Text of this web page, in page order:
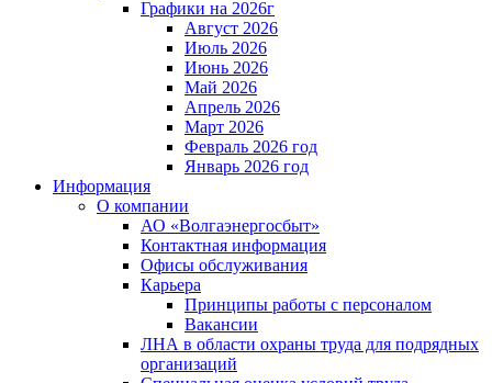
Графики на 2026г
Август 2026
Июль 2026
Июнь 2026
Май 2026
Апрель 2026
Март 2026
Февраль 2026 год
Январь 2026 год
Информация
О компании
АО «Волгаэнергосбыт»
Контактная информация
Офисы обслуживания
Карьера
Принципы работы с персоналом
Вакансии
ЛНА в области охраны труда для подрядных
организаций